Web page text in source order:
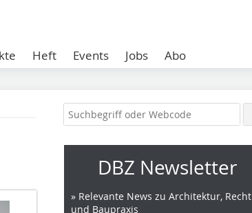
Heft Events Jobs Abo
DBZ Newsletter
» Relevante News zu Architektur, Recht
und Baupraxis